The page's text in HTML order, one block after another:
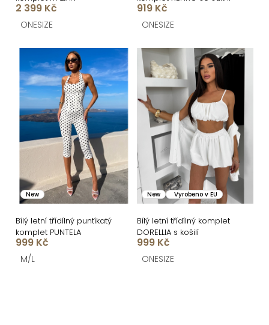
k
ů
2 399 Kč
ONESIZE
919 Kč
ONESIZE
New
Bílý letní třídílný puntíkatý
komplet PUNTELA
999 Kč
M/L
New Vyrobeno v EU
Bílý letní třídílný komplet
DORELLIA s košilí
999 Kč
ONESIZE